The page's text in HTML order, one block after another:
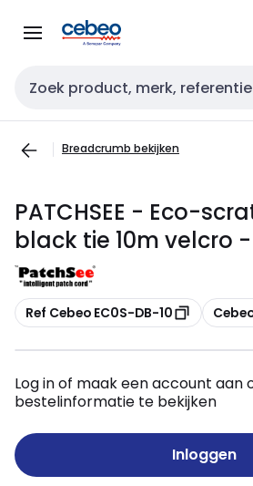
naar
naar
Zoekveld invoer
Breadcrumb bekijken
PATCHSEE - Eco-
black tie 10m velcro -
Kopiëren
Ref Cebeo EC0S-DB-10
Log in of maak een account aan
bestelinformatie te bekijken
Inloggen